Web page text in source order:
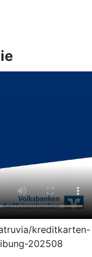
kreditkarten-
202508